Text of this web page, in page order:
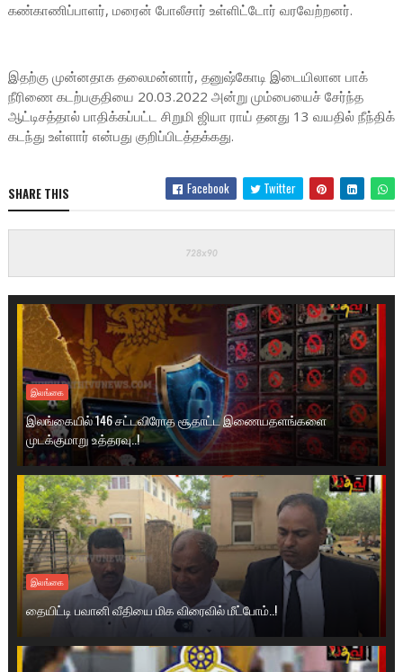
கண்காணிப்பாளர், மரைன் போலீசார் உள்ளிட்டோர் வரவேற்றனர்.
இதற்கு முன்னதாக தலைமன்னார், தனுஷ்கோடி இடையிலான பாக்
நீரிணை கடற்பகுதியை 20.03.2022 அன்று மும்பையைச் சேர்ந்த
ஆட்டிசத்தால் பாதிக்கப்பட்ட சிறுமி ஜியா ராய் தனது 13 வயதில் நீந்திக்
கடந்து உள்ளார் என்பது குறிப்பிடத்தக்கது.
SHARE THIS Facebook Twitter
இலங்கை
இலங்கையில் 146 சட்டவிரோத சூதாட்ட இணையதளங்களை
முடக்குமாறு உத்தரவு..!
இலங்கை
தையிட்டி பவானி வீதியை மிக விரைவில் மீட்போம்..!